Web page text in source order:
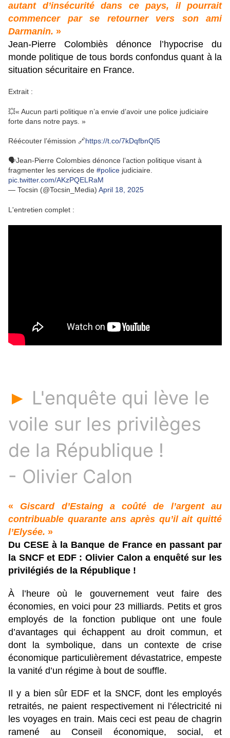
autant d’insécurité dans ce pays, il pourrait
commencer par se retourner vers son ami
Darmanin. »
Jean-Pierre Colombiès dénonce l’hypocrise du
monde politique de tous bords confondus quant à la
situation sécuritaire en France.
Extrait :
💥« Aucun parti politique n’a envie d’avoir une police judiciaire
forte dans notre pays. »
Réécouter l’émission 🔗https://t.co/7kDqfbnQI5
🗣️Jean-Pierre Colombies dénonce l’action politique visant à
fragmenter les services de #police judiciaire.
pic.twitter.com/AKzPQELRaM
— Tocsin (@Tocsin_Media) April 18, 2025
L'entretien complet :
► L'enquête qui lève le
voile sur les privilèges
de la République !
- Olivier Calon
« Giscard d’Estaing a coûté de l’argent au
contribuable quarante ans après qu’il ait quitté
l’Elysée. »
Du CESE à la Banque de France en passant par
la SNCF et EDF : Olivier Calon a enquêté sur les
privilégiés de la République !
À l’heure où le gouvernement veut faire des
économies, en voici pour 23 milliards. Petits et gros
employés de la fonction publique ont une foule
d’avantages qui échappent au droit commun, et
dont la symbolique, dans un contexte de crise
économique particulièrement dévastatrice, empeste
la vanité d’un régime à bout de souffle.
Il y a bien sûr EDF et la SNCF, dont les employés
retraités, ne paient respectivement ni l’électricité ni
les voyages en train. Mais ceci est peau de chagrin
ramené au Conseil économique, social, et